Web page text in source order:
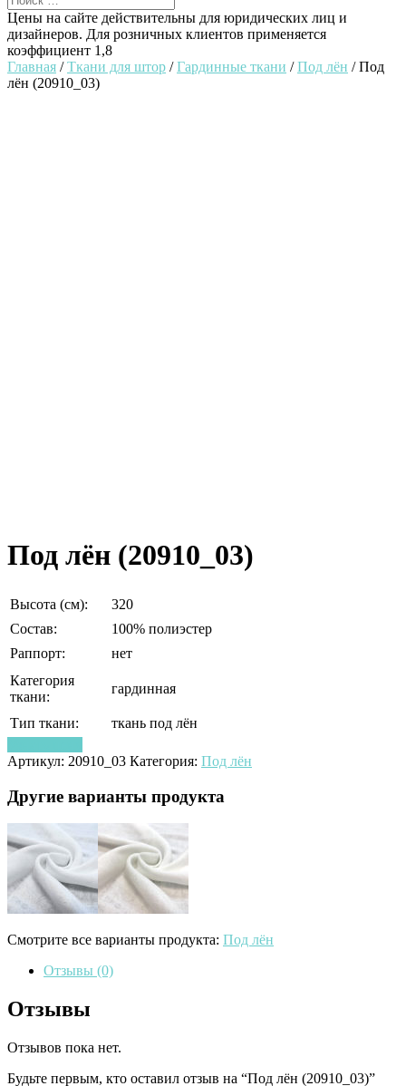
Цены на сайте действительны для юридических лиц и
дизайнеров. Для розничных клиентов применяется
коэффициент 1,8
Главная /Ткани для штор /Гардинные ткани /Под лён / Под
лён (20910_03)
Под лён (20910_03)
Высота (см):
320
Состав:
100% полиэстер
Раппорт:
нет
Категория
ткани:
гардинная
Тип ткани:
ткань под лён
Артикул: 20910_03 Категория: Под лён
Другие варианты продукта
Смотрите все варианты продукта: Под лён
Отзывы (0)
Отзывы
Отзывов пока нет.
Будьте первым, кто оставил отзыв на “Под лён (20910_03)”